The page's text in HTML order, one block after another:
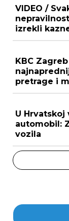
VIDEO /
izrekli
KBC
pretrage i
U
automobil:
vozila